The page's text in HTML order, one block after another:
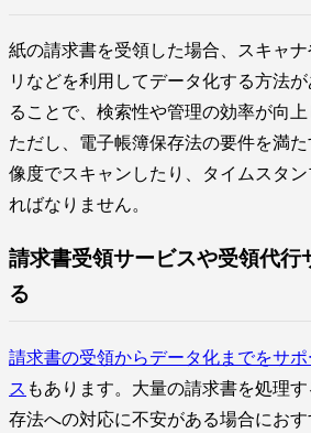
紙の請求書を受領した場合、スキャ
リなどを利用してデータ化する方法
ることで、検索性や管理の効率が向上
ただし、電子帳簿保存法の要件を満
像度でスキャンしたり、タイムスタ
ればなりません。
請求書受領サービスや受領代行
る
請求書の受領からデータ化までをサ
ス もあります。大量の請求書を処理
存法への対応に不安がある場合におす